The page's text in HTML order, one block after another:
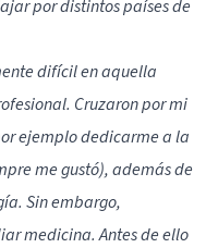
por distintos países de
difícil en aquella
Cruzaron por mi
ejemplo dedicarme a la
me gustó), además de
Sin embargo,
medicina. Antes de ello